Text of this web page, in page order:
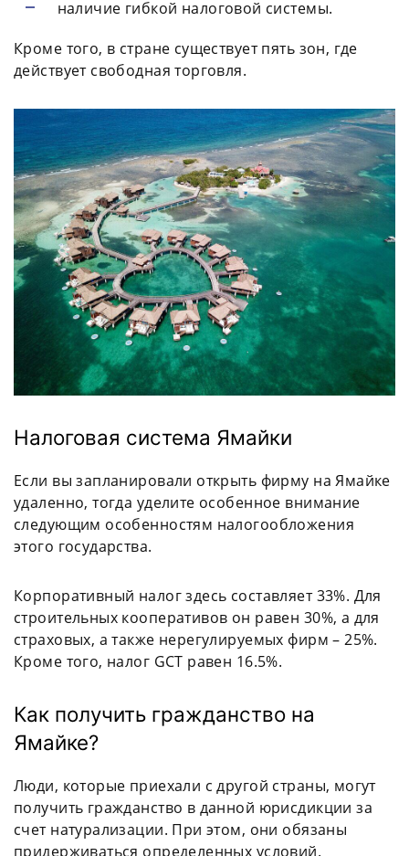
наличие гибкой налоговой системы.
Кроме того, в стране существует пять зон, где
действует свободная торговля.
Налоговая система Ямайки
Если вы запланировали открыть фирму на Ямайке
удаленно, тогда уделите особенное внимание
следующим особенностям налогообложения
этого государства.
Корпоративный налог здесь составляет 33%. Для
строительных кооперативов он равен 30%, а для
страховых, а также нерегулируемых фирм – 25%.
Кроме того, налог GCT равен 16.5%.
Как получить гражданство на
Ямайке?
Люди, которые приехали с другой страны, могут
получить гражданство в данной юрисдикции за
счет натурализации. При этом, они обязаны
придерживаться определенных условий.